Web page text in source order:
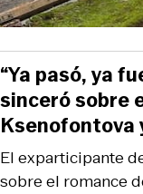
El exparticipante
sobre el romance
“Ya pasó, ya
sinceró sobre
Ksenofontova